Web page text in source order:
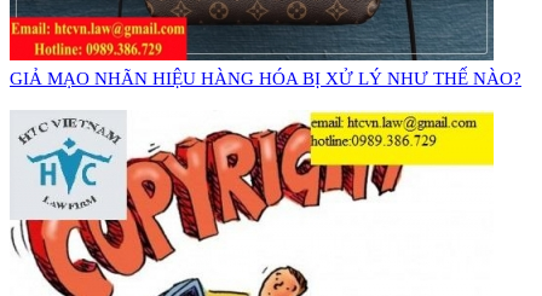
GIẢ MẠO NHÃN HIỆU HÀNG HÓA BỊ XỬ LÝ NHƯ THẾ NÀO?